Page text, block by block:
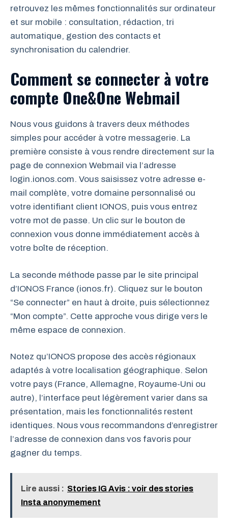
retrouvez les mêmes fonctionnalités sur ordinateur
et sur mobile : consultation, rédaction, tri
automatique, gestion des contacts et
synchronisation du calendrier.
Comment se connecter à votre
compte One&One Webmail
Nous vous guidons à travers deux méthodes
simples pour accéder à votre messagerie. La
première consiste à vous rendre directement sur la
page de connexion Webmail via l’adresse
login.ionos.com. Vous saisissez votre adresse e-
mail complète, votre domaine personnalisé ou
votre identifiant client IONOS, puis vous entrez
votre mot de passe. Un clic sur le bouton de
connexion vous donne immédiatement accès à
votre boîte de réception.
La seconde méthode passe par le site principal
d’IONOS France (ionos.fr). Cliquez sur le bouton
“Se connecter” en haut à droite, puis sélectionnez
“Mon compte”. Cette approche vous dirige vers le
même espace de connexion.
Notez qu’IONOS propose des accès régionaux
adaptés à votre localisation géographique. Selon
votre pays (France, Allemagne, Royaume-Uni ou
autre), l’interface peut légèrement varier dans sa
présentation, mais les fonctionnalités restent
identiques. Nous vous recommandons d’enregistrer
l’adresse de connexion dans vos favoris pour
gagner du temps.
Lire aussi : Stories IG Avis : voir des stories
Insta anonymement